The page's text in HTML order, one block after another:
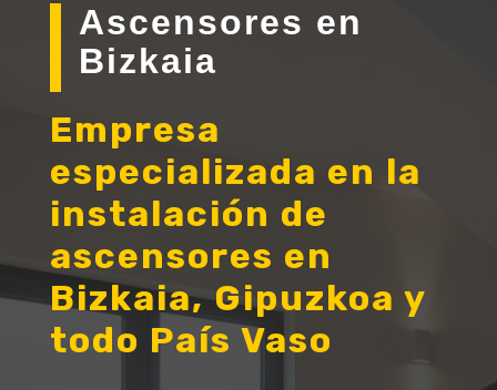
Ascensores en
Bizkaia
Empresa
especializada en la
instalación de
ascensores en
Bizkaia, Gipuzkoa y
todo País Vaso